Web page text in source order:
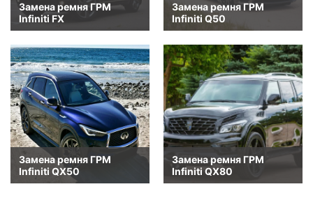
Замена ремня ГРМ
Infiniti FX
Замена ремня ГРМ
Infiniti Q50
Замена ремня ГРМ
Infiniti QX50
Замена ремня ГРМ
Infiniti QX80